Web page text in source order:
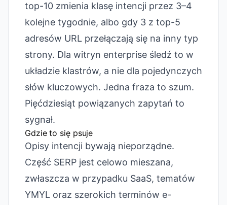
top-10 zmienia klasę intencji przez 3–4
kolejne tygodnie, albo gdy 3 z top-5
adresów URL przełączają się na inny typ
strony. Dla witryn enterprise śledź to w
układzie klastrów, a nie dla pojedynczych
słów kluczowych. Jedna fraza to szum.
Pięćdziesiąt powiązanych zapytań to
sygnał.
Gdzie to się psuje
Opisy intencji bywają nieporządne.
Część SERP jest celowo mieszana,
zwłaszcza w przypadku SaaS, tematów
YMYL oraz szerokich terminów e-